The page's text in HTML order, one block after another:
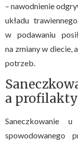
– nawodnienie
układu
w podawaniu
na zmiany w diecie,
potrzeb.
a
Saneczkowanie
spowodowanego